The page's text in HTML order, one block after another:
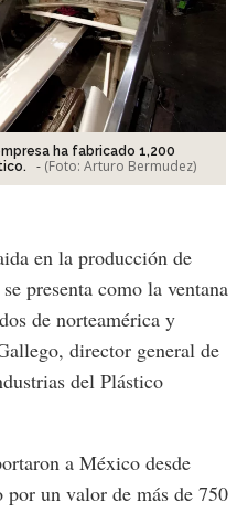
ha fabricado 1,200
- (Foto: Arturo Bermudez)
en la producción de
presenta como la ventana
de norteamérica y
director general de
del Plástico
a México desde
por un valor de más de 750